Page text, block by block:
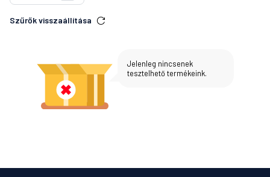
Szűrők visszaállítása
Jelenleg nincsenek
tesztelhető termékeink.